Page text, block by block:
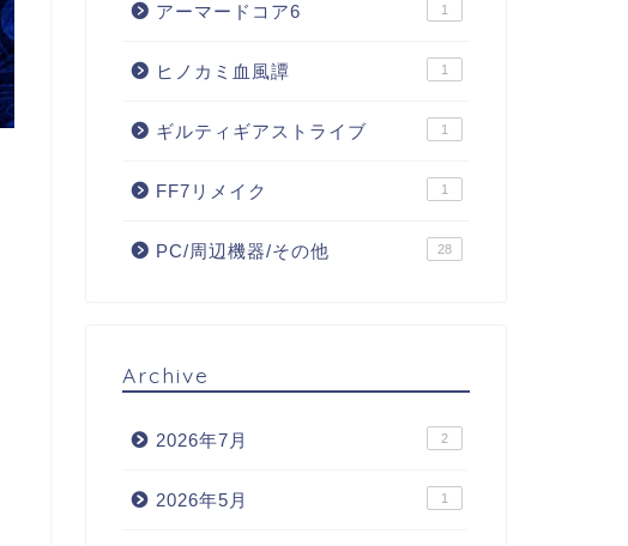
アーマードコア6 1
ヒノカミ血風譚 1
ギルティギアストライブ 1
FF7リメイク 1
PC/周辺機器/その他 28
Archive
2026年7月 2
2026年5月 1